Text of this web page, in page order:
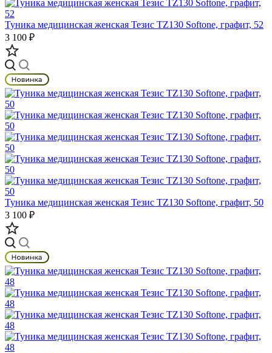
Туника медицинская женская Тезис TZ130 Softone, графит, 52
3 100 ₽
Туника медицинская женская Тезис TZ130 Softone, графит, 50
3 100 ₽